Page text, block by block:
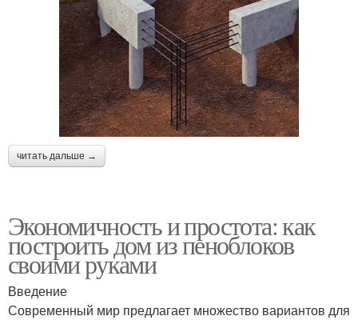
читать дальше →
Экономичность и простота: как
построить дом из пеноблоков
своими руками
Введение
Современный мир предлагает множество вариантов для